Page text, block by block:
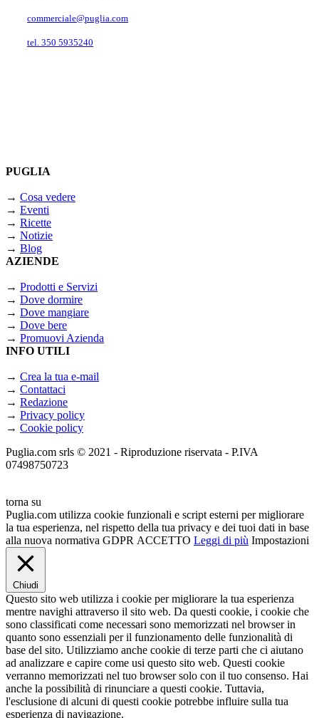
commerciale@puglia.com
tel. 350 5935240
PUGLIA
→ Cosa vedere
→ Eventi
→ Ricette
→ Notizie
→ Blog
AZIENDE
→ Prodotti e Servizi
→ Dove dormire
→ Dove mangiare
→ Dove bere
→ Promuovi Azienda
INFO UTILI
→ Crea la tua e-mail
→ Contattaci
→ Redazione
→ Privacy policy
→ Cookie policy
Puglia.com srls © 2021 - Riproduzione riservata - P.IVA
07498750723
torna su
Puglia.com utilizza cookie funzionali e script esterni per migliorare
la tua esperienza, nel rispetto della tua privacy e dei tuoi dati in base
alla nuova normativa GDPR ACCETTO Leggi di più Impostazioni
Chiudi
Questo sito web utilizza i cookie per migliorare la tua esperienza
mentre navighi attraverso il sito web. Da questi cookie, i cookie che
sono classificati come necessari sono memorizzati nel browser in
quanto sono essenziali per il funzionamento delle funzionalità di
base del sito. Utilizziamo anche cookie di terze parti che ci aiutano
ad analizzare e capire come usi questo sito web. Questi cookie
verranno memorizzati nel tuo browser solo con il tuo consenso. Hai
anche la possibilità di rinunciare a questi cookie. Tuttavia,
l'esclusione di alcuni di questi cookie potrebbe influire sulla tua
esperienza di navigazione.